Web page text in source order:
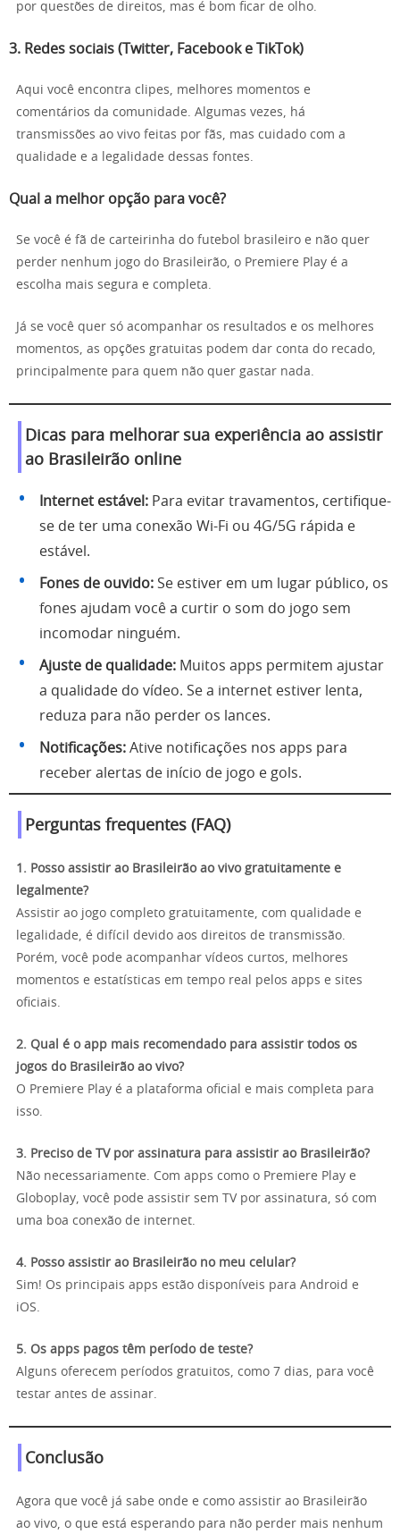
por questões de direitos, mas é bom ficar de olho.
3. Redes sociais (Twitter, Facebook e TikTok)
Aqui você encontra clipes, melhores momentos e
comentários da comunidade. Algumas vezes, há
transmissões ao vivo feitas por fãs, mas cuidado com a
qualidade e a legalidade dessas fontes.
Qual a melhor opção para você?
Se você é fã de carteirinha do futebol brasileiro e não quer
perder nenhum jogo do Brasileirão, o Premiere Play é a
escolha mais segura e completa.
Já se você quer só acompanhar os resultados e os melhores
momentos, as opções gratuitas podem dar conta do recado,
principalmente para quem não quer gastar nada.
Dicas para melhorar sua experiência ao assistir
ao Brasileirão online
Internet estável: Para evitar travamentos, certifique-
se de ter uma conexão Wi-Fi ou 4G/5G rápida e
estável.
Fones de ouvido: Se estiver em um lugar público, os
fones ajudam você a curtir o som do jogo sem
incomodar ninguém.
Ajuste de qualidade: Muitos apps permitem ajustar
a qualidade do vídeo. Se a internet estiver lenta,
reduza para não perder os lances.
Notificações: Ative notificações nos apps para
receber alertas de início de jogo e gols.
Perguntas frequentes (FAQ)
1. Posso assistir ao Brasileirão ao vivo gratuitamente e
legalmente?
Assistir ao jogo completo gratuitamente, com qualidade e
legalidade, é difícil devido aos direitos de transmissão.
Porém, você pode acompanhar vídeos curtos, melhores
momentos e estatísticas em tempo real pelos apps e sites
oficiais.
2. Qual é o app mais recomendado para assistir todos os
jogos do Brasileirão ao vivo?
O Premiere Play é a plataforma oficial e mais completa para
isso.
3. Preciso de TV por assinatura para assistir ao Brasileirão?
Não necessariamente. Com apps como o Premiere Play e
Globoplay, você pode assistir sem TV por assinatura, só com
uma boa conexão de internet.
4. Posso assistir ao Brasileirão no meu celular?
Sim! Os principais apps estão disponíveis para Android e
iOS.
5. Os apps pagos têm período de teste?
Alguns oferecem períodos gratuitos, como 7 dias, para você
testar antes de assinar.
Conclusão
Agora que você já sabe onde e como assistir ao Brasileirão
ao vivo, o que está esperando para não perder mais nenhum